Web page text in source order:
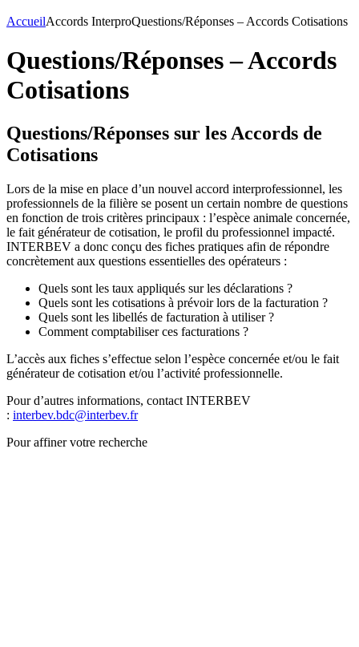
AccueilAccords InterproQuestions/Réponses – Accords Cotisations
Questions/Réponses – Accords
Cotisations
Questions/Réponses sur les Accords de
Cotisations
Lors de la mise en place d’un nouvel accord interprofessionnel, les
professionnels de la filière se posent un certain nombre de questions
en fonction de trois critères principaux : l’espèce animale concernée,
le fait générateur de cotisation, le profil du professionnel impacté.
INTERBEV a donc conçu des fiches pratiques afin de répondre
concrètement aux questions essentielles des opérateurs :
Quels sont les taux appliqués sur les déclarations ?
Quels sont les cotisations à prévoir lors de la facturation ?
Quels sont les libellés de facturation à utiliser ?
Comment comptabiliser ces facturations ?
L’accès aux fiches s’effectue selon l’espèce concernée et/ou le fait
générateur de cotisation et/ou l’activité professionnelle.
Pour d’autres informations, contact INTERBEV
: interbev.bdc@interbev.fr
Pour affiner votre recherche